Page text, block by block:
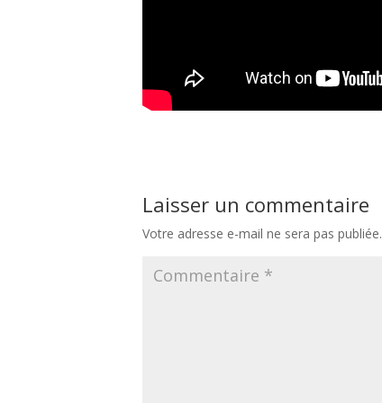
Laisser un commentaire
Votre adresse e-mail ne sera pas publiée.